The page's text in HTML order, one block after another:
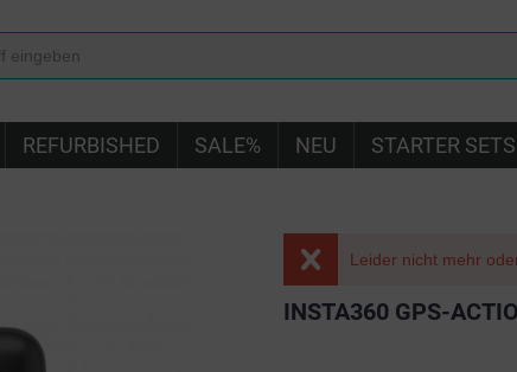
REFURBISHED SALE% NEU STARTER SETS
Leider nicht mehr
INSTA360 GPS-